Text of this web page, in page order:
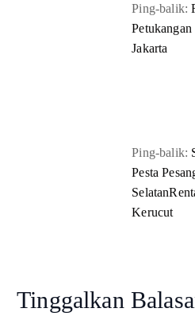
Ping-balik:
Petukangan
Jakarta
Ping-balik:
Pesta
Kerucut
Tinggalkan